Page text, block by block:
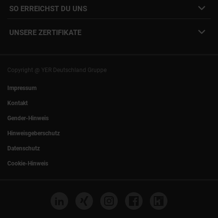
Unsere Standorte
Presse
SO ERREICHST DU UNS
+49 (0)89 540210-0
Rostock| Berlin
UNSERE ZERTIFIKATE
Copyright @ YER Deutschland Gruppe
Impressum
Kontakt
Gender-Hinweis
Hinweisgeberschutz
Datenschutz
Cookie-Hinweis